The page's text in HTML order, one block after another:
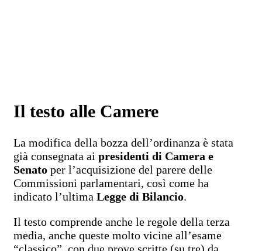
Il testo alle Camere
La modifica della bozza dell’ordinanza è stata
già consegnata ai presidenti di Camera e
Senato per l’acquisizione del parere delle
Commissioni parlamentari, così come ha
indicato l’ultima Legge di Bilancio.
Il testo comprende anche le regole della terza
media, anche queste molto vicine all’esame